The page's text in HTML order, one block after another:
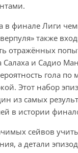
в финале Лиги
также
отражённых
и Садио
гола по
Этот набор
из самых
в истории
сейвов
а детали